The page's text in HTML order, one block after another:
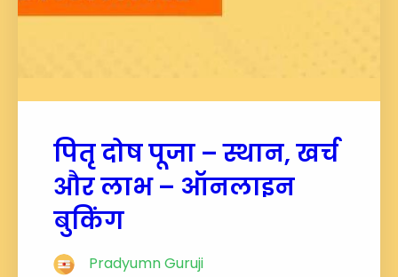
पितृ दोष पूजा – स्थान, खर्च
और लाभ – ऑनलाइन
बुकिंग
Pradyumn Guruji